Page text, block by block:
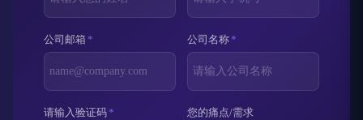
公司邮箱* 公司名称*
请输入验证码* 您的痛点/需求